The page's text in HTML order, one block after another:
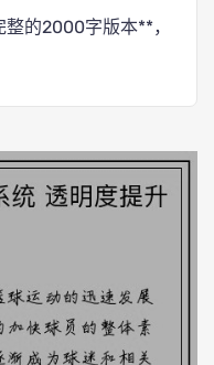
的2000字版本**，